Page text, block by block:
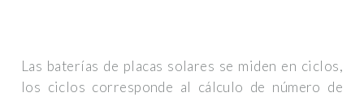
Las baterías de placas solares se miden en ciclos,
los ciclos corresponde al cálculo de número de